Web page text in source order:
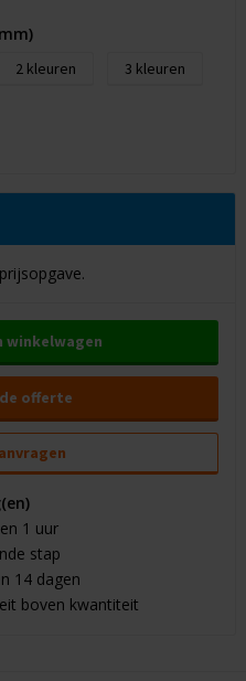
2
3
winkelwagen
offerte
1 uur
stap
14 dagen
boven kwantiteit